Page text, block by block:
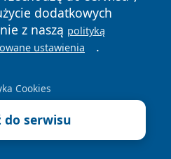
dodatkowych
z naszą polityką
ustawienia .
Cookies
do serwisu